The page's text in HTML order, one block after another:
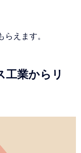
らえます。
工業からリ